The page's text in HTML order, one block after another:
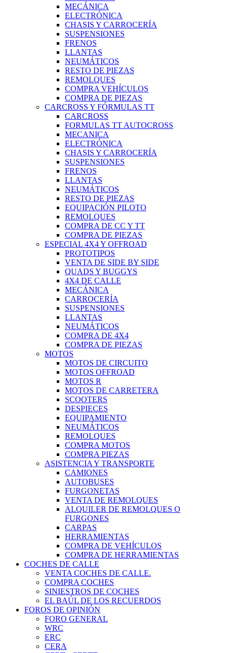
MECÁNICA
ELECTRÓNICA
CHASIS Y CARROCERÍA
SUSPENSIONES
FRENOS
LLANTAS
NEUMÁTICOS
RESTO DE PIEZAS
REMOLQUES
COMPRA VEHÍCULOS
COMPRA DE PIEZAS
CARCROSS Y FÓRMULAS TT
CARCROSS
FORMULAS TT AUTOCROSS
MECANICA
ELECTRÓNICA
CHASIS Y CARROCERÍA
SUSPENSIONES
FRENOS
LLANTAS
NEUMÁTICOS
RESTO DE PIEZAS
EQUIPACIÓN PILOTO
REMOLQUES
COMPRA DE CC Y TT
COMPRA DE PIEZAS
ESPECIAL 4X4 Y OFFROAD
PROTOTIPOS
VENTA DE SIDE BY SIDE
QUADS Y BUGGYS
4X4 DE CALLE
MECÁNICA
CARROCERÍA
SUSPENSIONES
LLANTAS
NEUMÁTICOS
COMPRA DE 4X4
COMPRA DE PIEZAS
MOTOS
MOTOS DE CIRCUITO
MOTOS OFFROAD
MOTOS R
MOTOS DE CARRETERA
SCOOTERS
DESPIECES
EQUIPAMIENTO
NEUMÁTICOS
REMOLQUES
COMPRA MOTOS
COMPRA PIEZAS
ASISTENCIA Y TRANSPORTE
CAMIONES
AUTOBUSES
FURGONETAS
VENTA DE REMOLQUES
ALQUILER DE REMOLQUES O
FURGONES
CARPAS
HERRAMIENTAS
COMPRA DE VEHÍCULOS
COMPRA DE HERRAMIENTAS
COCHES DE CALLE
VENTA COCHES DE CALLE.
COMPRA COCHES
SINIESTROS DE COCHES
EL BAÚL DE LOS RECUERDOS
FOROS DE OPINIÓN
FORO GENERAL
WRC
ERC
CERA